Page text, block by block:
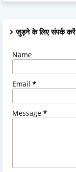
जुड़ने के लिए संपर्क करें
Name
Email *
Message *